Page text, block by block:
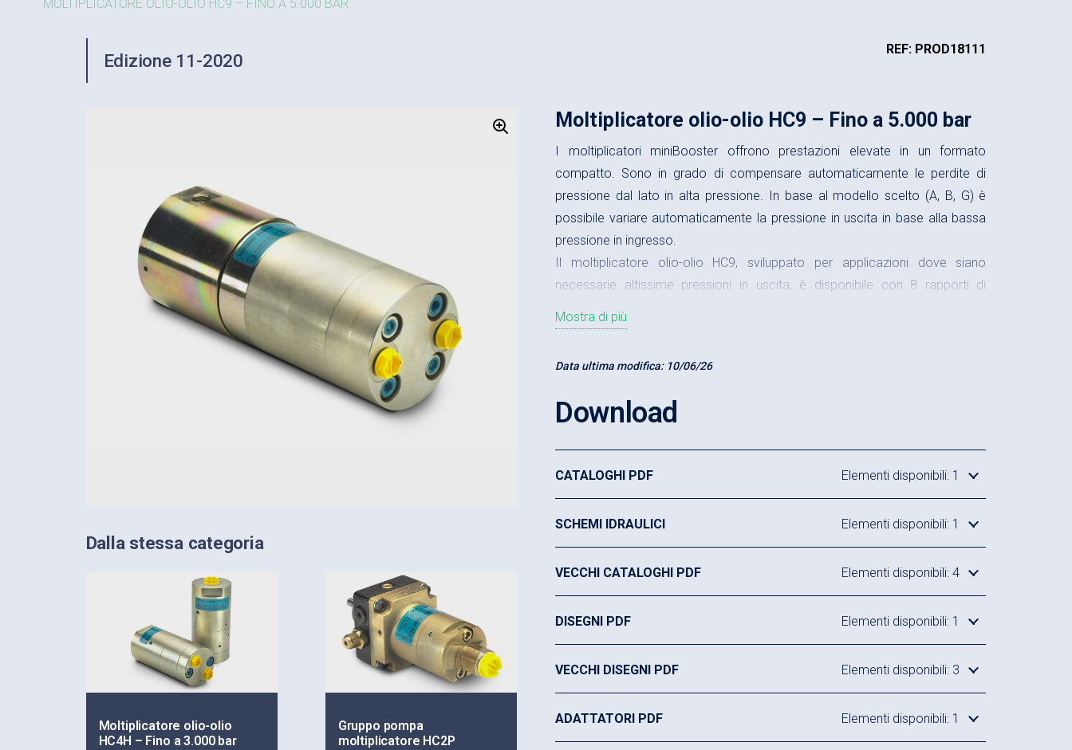
MOLTIPLICATORE OLIO-OLIO HC9 – FINO A 5.000 BAR
Edizione 11-2020
REF: PROD18111
Dalla stessa categoria
Moltiplicatore olio-olio
HC4H – Fino a 3.000 bar
Gruppo pompa
moltiplicatore HC2P
Moltiplicatore olio-olio HC9 – Fino a 5.000 bar
I moltiplicatori miniBooster offrono prestazioni elevate in un formato
compatto. Sono in grado di compensare automaticamente le perdite di
pressione dal lato in alta pressione. In base al modello scelto (A, B, G) è
possibile variare automaticamente la pressione in uscita in base alla bassa
pressione in ingresso.
Il moltiplicatore olio-olio HC9, sviluppato per applicazioni dove siano
necessarie altissime pressioni in uscita, è disponibile con 8 rapporti di
Portata massima in uscita 4,0 l/min
Esempio di ordinazione:
Rapporto di moltiplicazione i = 25,0
Senza valvola DV incorporata, A
Connessione tramite raccordi BSPP
Codice di ordinazione:
adattatore da alta pressione desiderato per la porta HP, facendo riferimento
Mostra di più
Data ultima modifica: 10/06/26
Download
CATALOGHI PDF Elementi disponibili: 1
SCHEMI IDRAULICI Elementi disponibili: 1
VECCHI CATALOGHI PDF Elementi disponibili: 4
DISEGNI PDF Elementi disponibili: 1
VECCHI DISEGNI PDF Elementi disponibili: 3
ADATTATORI PDF Elementi disponibili: 1